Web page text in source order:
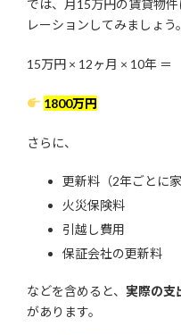
では、月15万円の賃貸物
レーションしてみましょう。
15万円 × 12ヶ月 × 10年 ＝
1800万円
さらに、
更新料（2年ごとに家
火災保険料
引越し費用
保証会社の更新料
などを含めると、 実際の支
があります。